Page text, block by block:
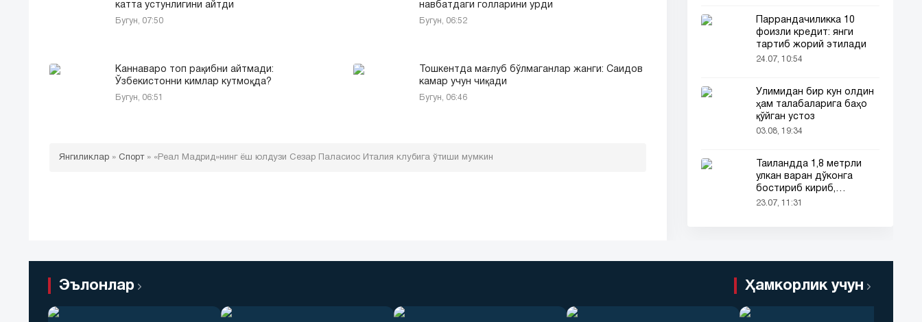
катта устунлигини айтди
Бугун, 07:50
навбатдаги голларини урди
Бугун, 06:52
Каннаваро топ рақибни айтмади:
Ўзбекистонни кимлар кутмоқда?
Бугун, 06:51
Тошкентда мағлуб бўлмаганлар жанги: Саидов
камар учун чиқади
Бугун, 06:46
Янгиликлар » Спорт» «Реал Мадрид»нинг ёш юлдузи Сезар Паласиос Италия клубига ўтиши мумкин
Паррандачиликка 10
фоизли кредит: янги
тартиб жорий этилади
24.07, 10:54
Ўлимидан бир кун олдин
ҳам талабаларига баҳо
қўйган устоз
03.08, 19:34
Таиландда 1,8 метрли
улкан варан дўконга
бостириб кириб,
харидорларни қўрқитиб
23.07, 11:31
Эълонлар Ҳамкорлик учун